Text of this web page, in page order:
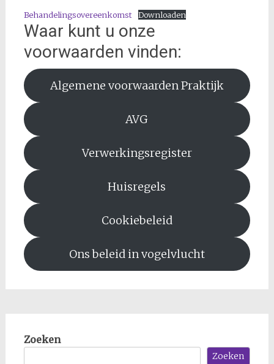
Behandelingsovereenkomst Downloaden
Waar kunt u onze
voorwaarden vinden:
Algemene voorwaarden Praktijk
AVG
Verwerkingsregister
Huisregels
Cookiebeleid
Ons beleid in vogelvlucht
Zoeken
Zoeken